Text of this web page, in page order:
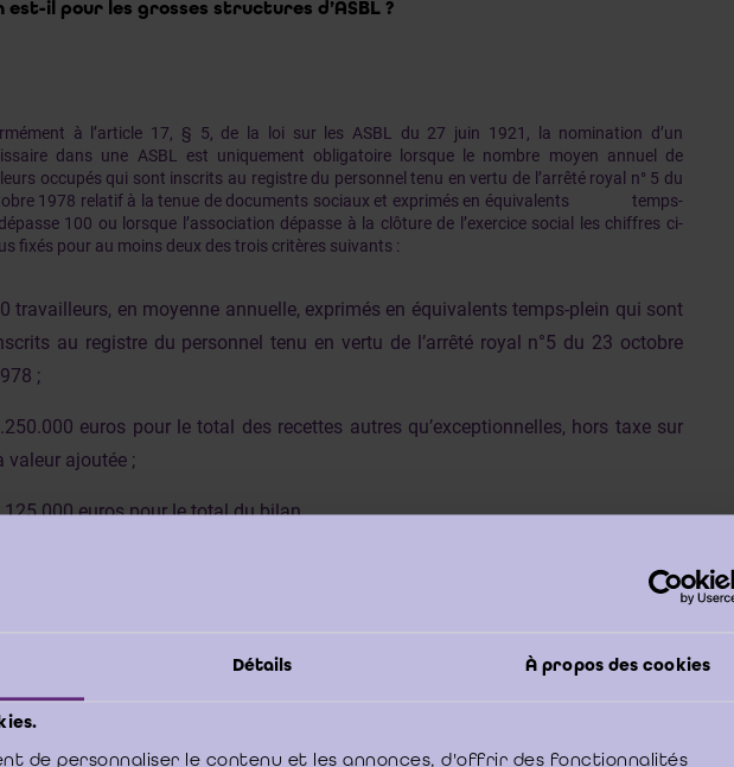
Détails À propos des cookies
de personnaliser le contenu et les annonces, d'offrir des fonctionnalités
est-il pour les grosses structures d’ASBL ?
à l’article 17, § 5, de la loi sur les ASBL du 27 juin 1921, la nomination d’un
dans une ASBL est uniquement obligatoire lorsque le nombre moyen annuel de
occupés qui sont inscrits au registre du personnel tenu en vertu de l’arrêté royal n° 5 du
1978 relatif à la tenue de documents sociaux et exprimés en équivalents temps-
100 ou lorsque l’association dépasse à la clôture de l’exercice social les chiffres ci-
fixés pour au moins deux des trois critères suivants :
travailleurs, en moyenne annuelle, exprimés en équivalents temps-plein qui sont
au registre du personnel tenu en vertu de l’arrêté royal n°5 du 23 octobre
;
euros pour le total des recettes autres qu’exceptionnelles, hors taxe sur
valeur ajoutée ;
euros pour le total du bilan.
et les grandes ASBL peuvent néanmoins nommer un commissaire sur base volontaire.